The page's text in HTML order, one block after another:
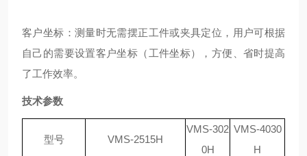
客户坐标：测量时无需摆正工件或夹具定位，用户可根据
自己的需要设置客户坐标（工件坐标），方便、省时提高
了工作效率。
技术参数
型号 VMS-2515H
VMS-302
0H
VMS-4030
H